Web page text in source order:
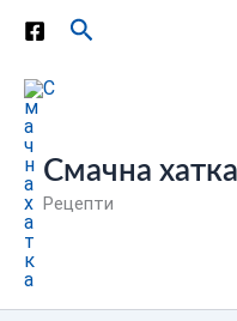
Перейти
вмісту
Пошук
Смачна хатка
Рецепти